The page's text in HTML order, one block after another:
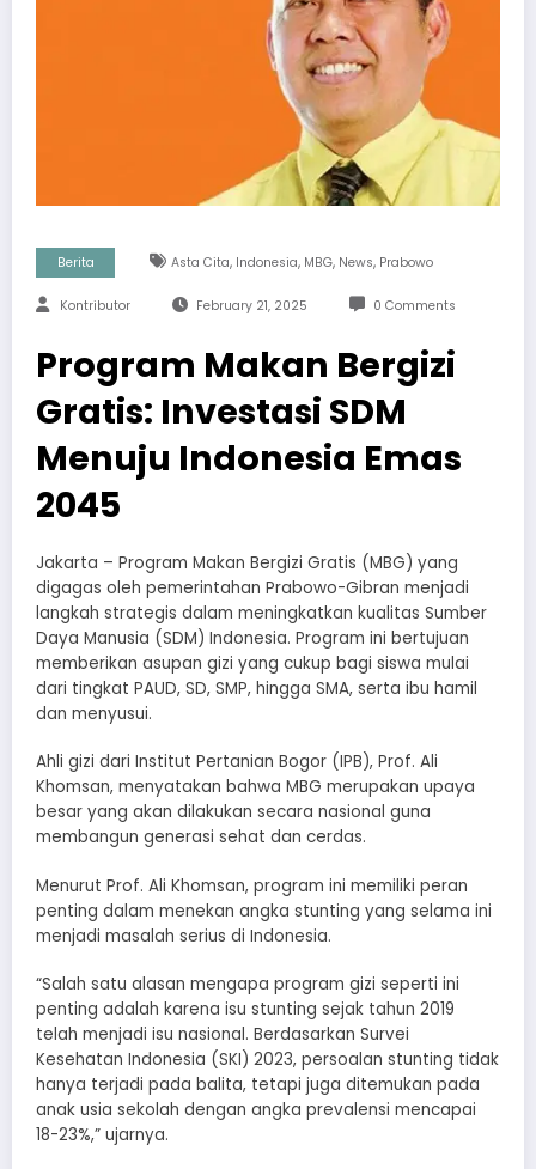
Berita Asta Cita, Indonesia, MBG, News, Prabowo
Kontributor February 21, 2025 0 Comments
Program Makan Bergizi
Gratis: Investasi SDM
Menuju Indonesia Emas
2045
Jakarta – Program Makan Bergizi Gratis (MBG) yang
digagas oleh pemerintahan Prabowo-Gibran menjadi
langkah strategis dalam meningkatkan kualitas Sumber
Daya Manusia (SDM) Indonesia. Program ini bertujuan
memberikan asupan gizi yang cukup bagi siswa mulai
dari tingkat PAUD, SD, SMP, hingga SMA, serta ibu hamil
dan menyusui.
Ahli gizi dari Institut Pertanian Bogor (IPB), Prof. Ali
Khomsan, menyatakan bahwa MBG merupakan upaya
besar yang akan dilakukan secara nasional guna
membangun generasi sehat dan cerdas.
Menurut Prof. Ali Khomsan, program ini memiliki peran
penting dalam menekan angka stunting yang selama ini
menjadi masalah serius di Indonesia.
“Salah satu alasan mengapa program gizi seperti ini
penting adalah karena isu stunting sejak tahun 2019
telah menjadi isu nasional. Berdasarkan Survei
Kesehatan Indonesia (SKI) 2023, persoalan stunting tidak
hanya terjadi pada balita, tetapi juga ditemukan pada
anak usia sekolah dengan angka prevalensi mencapai
18-23%,” ujarnya.